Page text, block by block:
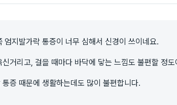
엄지발가락 통증이 너무 심해서 신경이 쓰이네요.
신거리고, 걸을 때마다 바닥에 닿는 느낌도 불편할 정도
증 때문에 생활하는데도 많이 불편합니다.